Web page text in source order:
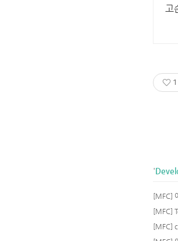
고
1
'
[MFC]